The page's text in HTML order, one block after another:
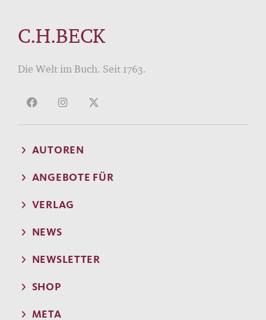
C.H.BECK
Die Welt im Buch. Seit 1763.
AUTOREN
ANGEBOTE FÜR
VERLAG
NEWS
NEWSLETTER
SHOP
META